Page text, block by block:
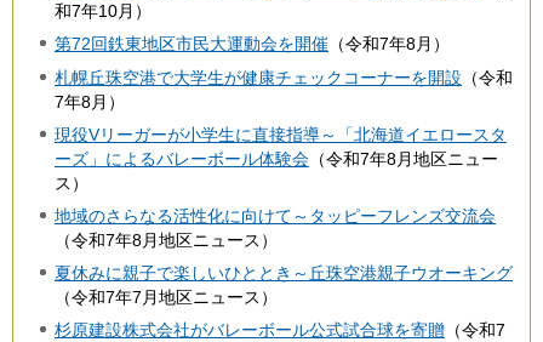
和7年10月）
第72回鉄東地区市民大運動会を開催 （令和7年8月）
札幌丘珠空港で大学生が健康チェックコーナーを開設 （令和
7年8月）
現役Vリーガーが小学生に直接指導～「北海道イエロースタ
ーズ」によるバレーボール体験会 （令和7年8月地区ニュー
ス）
地域のさらなる活性化に向けて～タッピーフレンズ交流会
（令和7年8月地区ニュース）
夏休みに親子で楽しいひととき～丘珠空港親子ウオーキング
（令和7年7月地区ニュース）
杉原建設株式会社がバレーボール公式試合球を寄贈 （令和7